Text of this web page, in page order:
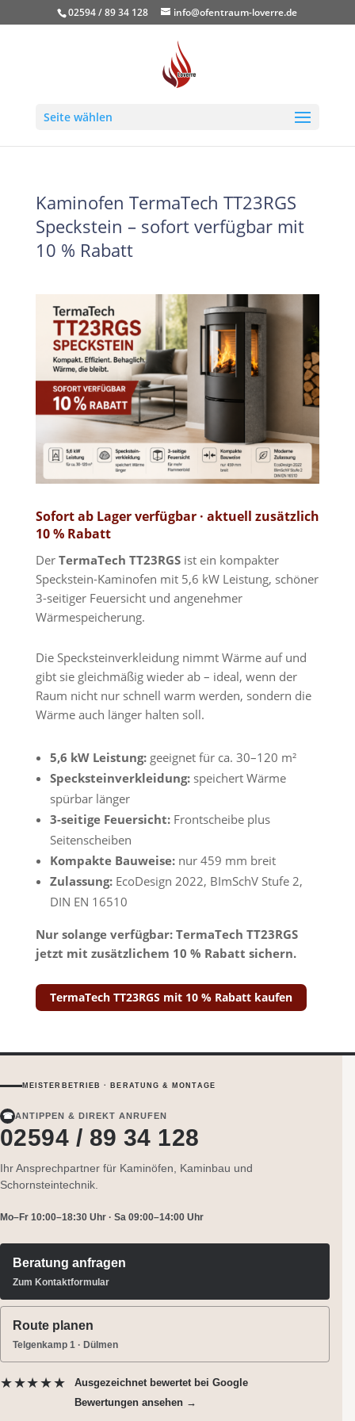
02594 / 89 34 128 info@ofentraum-loverre.de
Seite wählen
Kaminofen TermaTech TT23RGS
Speckstein – sofort verfügbar mit
10 % Rabatt
Sofort ab Lager verfügbar · aktuell zusätzlich
10 % Rabatt
Der TermaTech TT23RGSist ein kompakter
Speckstein-Kaminofen mit 5,6 kW Leistung, schöner
3-seitiger Feuersicht und angenehmer
Wärmespeicherung.
Die Specksteinverkleidung nimmt Wärme auf und
gibt sie gleichmäßig wieder ab – ideal, wenn der
Raum nicht nur schnell warm werden, sondern die
Wärme auch länger halten soll.
5,6 kW Leistung:geeignet für ca. 30–120 m²
Specksteinverkleidung:speichert Wärme
spürbar länger
3-seitige Feuersicht:Frontscheibe plus
Seitenscheiben
Kompakte Bauweise:nur 459 mm breit
Zulassung:EcoDesign 2022, BImSchV Stufe 2,
DIN EN 16510
Nur solange verfügbar: TermaTech TT23RGS
jetzt mit zusätzlichem 10 % Rabatt sichern.
TermaTech TT23RGS mit 10 % Rabatt kaufen
MEISTERBETRIEB · BERATUNG & MONTAGE
☎ ANTIPPEN & DIREKT ANRUFEN
02594 / 89 34 128
Ihr Ansprechpartner für Kaminöfen, Kaminbau und
Schornsteintechnik.
Mo–Fr 10:00–18:30 Uhr · Sa 09:00–14:00 Uhr
Beratung anfragen
Zum Kontaktformular
Route planen
Telgenkamp 1 · Dülmen
★★★★★ Ausgezeichnet bewertetbei Google
Bewertungen ansehen →